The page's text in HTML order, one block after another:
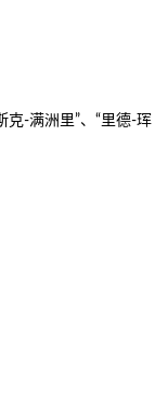
克-满洲里”、“里德-珲